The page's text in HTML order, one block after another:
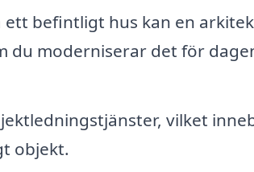
befintligt hus kan en
du moderniserar det för
vilket
objekt.